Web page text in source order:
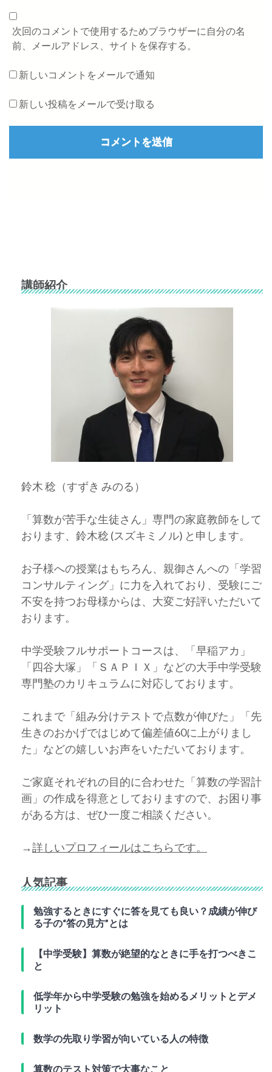
次回のコメントで使用するためブラウザーに自分の名
前、メールアドレス、サイトを保存する。
新しいコメントをメールで通知
新しい投稿をメールで受け取る
講師紹介
鈴木 稔（すずき みのる）
「算数が苦手な生徒さん」専門の家庭教師をして
おります、鈴木稔 (スズキミノル) と申します。
お子様への授業はもちろん、親御さんへの「学習
コンサルティング」に力を入れており、受験にご
不安を持つお母様からは、大変ご好評いただいて
おります。
中学受験フルサポートコースは、「早稲アカ」
「四谷大塚」「ＳＡＰＩＸ」などの大手中学受験
専門塾のカリキュラムに対応しております。
これまで「組み分けテストで点数が伸びた」「先
生きのおかげではじめて偏差値60に上がりまし
た」などの嬉しいお声をいただいております。
ご家庭それぞれの目的に合わせた「算数の学習計
画」の作成を得意としておりますので、お困り事
がある方は、ぜひ一度ご相談ください。
→詳しいプロフィールはこちらです。
人気記事
勉強するときにすぐに答を見ても良い？成績が伸び
る子の“答の見方”とは
【中学受験】算数が絶望的なときに手を打つべきこ
と
低学年から中学受験の勉強を始めるメリットとデメ
リット
数学の先取り学習が向いている人の特徴
算数のテスト対策で大事なこと